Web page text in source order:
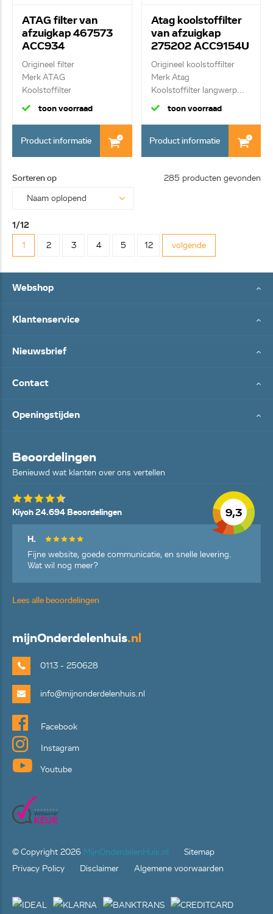
ATAG filter van
afzuigkap 467573
ACC934
Origineel filter
Merk ATAG
Koolstoffilter
toon voorraad
Product informatie
Atag koolstoffilter
van afzuigkap
275202 ACC9154U
Origineel koolstoffilter
Merk Atag
Koolstoffilter langwerp...
toon voorraad
Product informatie
Sorteren op 285 producten gevonden
1/12
1
2 3 4 5 12 volgende
Webshop
Klantenservice
Nieuwsbrief
Contact
Openingstijden
Beoordelingen
Benieuwd wat klanten over ons vertellen
9,3
Kiyoh 24.694 Beoordelingen
H.
Fijne website, goede communicatie, en snelle levering.
Wat wil nog meer?
Lees alle beoordelingen
mijnOnderdelenhuis.nl
0113 - 250628
info@mijnonderdelenhuis.nl
Facebook
Instagram
Youtube
© Copyright 2026 MijnOnderdelenHuis.nl
Sitemap
Privacy Policy
Disclaimer Algemene voorwaarden